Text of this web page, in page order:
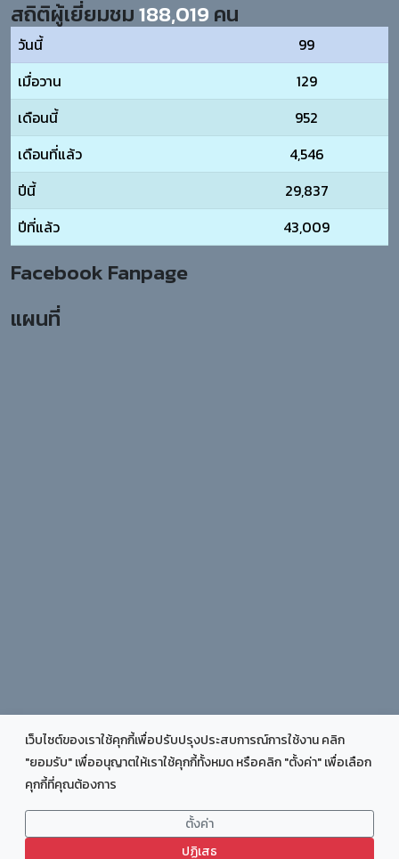
สถิติผู้เยี่ยมชม188,019 คน
วันนี้
99
เมื่อวาน
129
เดือนนี้
952
เดือนที่แล้ว
4,546
ปีนี้
29,837
ปีที่แล้ว
43,009
Facebook Fanpage
แผนที่
COPYRIGHT © 2025 FACULTY OF EDUCATION CHIANG RAI
RAJABHAT UNIVERSITY - ALL RIGHTS RESERVED.
DISTIBUTED BY:
DEV BY : PU@J_CRRU
เว็บไซต์ของเราใช้คุกกี้เพื่อปรับปรุงประสบการณ์การใช้งาน คลิก
"ยอมรับ" เพื่ออนุญาตให้เราใช้คุกกี้ทั้งหมด หรือคลิก "ตั้งค่า" เพื่อเลือก
คุกกี้ที่คุณต้องการ
ตั้งค่า
ปฏิเสธ